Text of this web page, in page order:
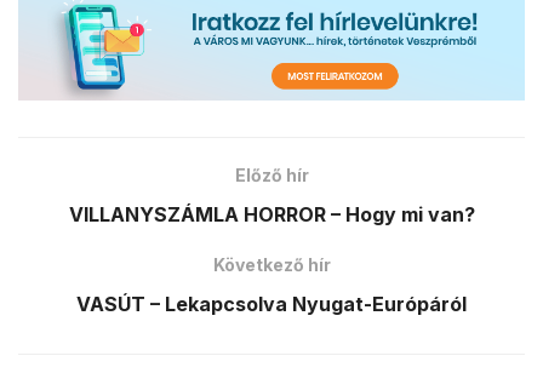
Előző hír
VILLANYSZÁMLA HORROR – Hogy mi van?
Következő hír
VASÚT – Lekapcsolva Nyugat-Európáról